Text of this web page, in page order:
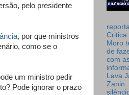
pelo presidente
, por que ministros
como se o
um ministro pedir
Pode ignorar o prazo
Critica
Moro
de
com
Lava
Zanin.